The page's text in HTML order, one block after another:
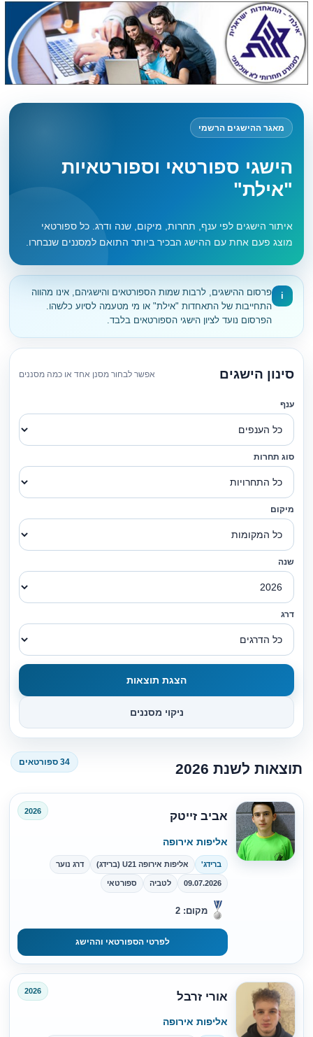
מאגר ההישגים הרשמי
הישגי ספורטאי וספורטאיות
"אילת"
איתור הישגים לפי ענף, תחרות, מיקום, שנה ודרג. כל ספורטאי
מוצג פעם אחת עם ההישג הבכיר ביותר התואם למסננים שנבחרו.
i
פרסום ההישגים, לרבות שמות הספורטאים והישגיהם, אינו מהווה
התחייבות של התאחדות "אילת" או מי מטעמה לסיוע כלשהו.
הפרסום נועד לציון הישגי הספורטאים בלבד.
סינון הישגים אפשר לבחור מסנן אחד או כמה מסננים
ענף
סוג תחרות
מיקום
שנה
דרג
הצגת תוצאות
ניקוי מסננים
תוצאות לשנת 2026 34 ספורטאים
אביב זייטק 2026
אליפות אירופה
ברידג' אליפות אירופה U21 (ברידג) דרג נוער
09.07.2026 לטביה ספורטאי
מקום: 2
לפרטי הספורטאי וההישג
אורי זרבל 2026
אליפות אירופה